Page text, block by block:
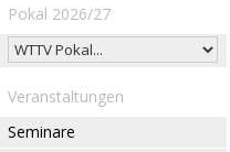
Pokal 2026/27
Veranstaltungen
Seminare